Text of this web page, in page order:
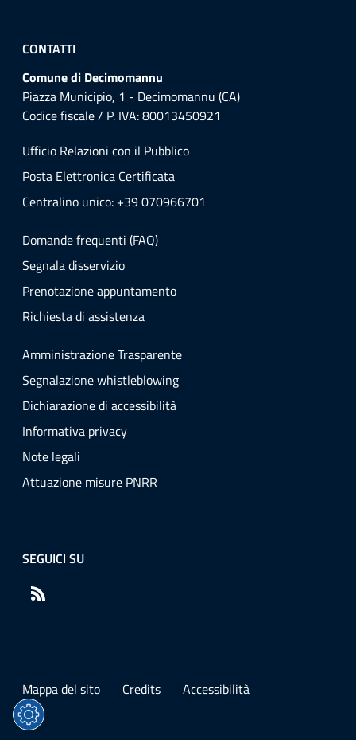
CONTATTI
Comune di Decimomannu
Piazza Municipio, 1 - Decimomannu (CA)
Codice fiscale / P. IVA: 80013450921
Ufficio Relazioni con il Pubblico
Posta Elettronica Certificata
Centralino unico: +39 070966701
Domande frequenti (FAQ)
Segnala disservizio
Prenotazione appuntamento
Richiesta di assistenza
Amministrazione Trasparente
Segnalazione whistleblowing
Dichiarazione di accessibilità
Informativa privacy
Note legali
Attuazione misure PNRR
SEGUICI SU
Mappa del sito Credits Accessibilità